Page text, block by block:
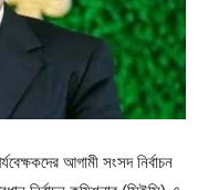
আগামী সংসদ নির্বাচন